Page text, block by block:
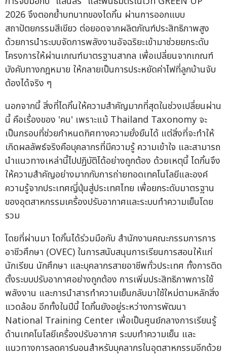
2026 จึงตอกย้ำบทบาทของไดกิ้น ผ่านการออกแบบ
สถาปัตยกรรมสีเขียว ต่อยอดจากผลิตภัณฑ์ประสิทธิภาพสูง
ด้วยการนำระบบจัดการพลังงานอัจฉริยะเข้ามาช่วยยกระดับ
โครงการให้ผ่านเกณฑ์มาตรฐานสากล เพื่อเปลี่ยนจากเกณฑ์
บังคับทางกฎหมาย ให้กลายเป็นการประหยัดค่าไฟที่ลูกบ้านจับ
ต้องได้จริง ๆ
นอกจากนี้ สิ่งที่ไดกิ้นให้ความสำคัญมากที่สุดในช่วงเปลี่ยนผ่าน
นี้ คือเรื่องของ 'คน' เพราะแม้ Thailand Taxonomy จะ
เป็นกรอบที่ช่วยกำหนดทิศทางความยั่งยืนได้ แต่สิ่งที่จะทำให้
เกิดผลลัพธ์จริงคือบุคลากรที่มีความรู้ ความเข้าใจ และสามารถ
นำแนวทางเหล่านี้ไปปฏิบัติได้อย่างถูกต้อง ด้วยเหตุนี้ ไดกิ้นจึง
ให้ความสำคัญอย่างมากกับการถ่ายทอดเทคโนโลยีและองค์
ความรู้จากประเทศญี่ปุ่นสู่ประเทศไทย เพื่อยกระดับมาตรฐาน
ของอุตสาหกรรมเครื่องปรับอากาศและระบบทำความเย็นโดย
รวม
โดยที่ผ่านมา ไดกิ้นได้ร่วมมือกับ สำนักงานคณะกรรมการการ
อาชีวศึกษา (OVEC) ในการสนับสนุนการเรียนการสอนให้แก่
นักเรียน นักศึกษา และบุคลากรสายอาชีพทั่วประเทศ ทั้งการติด
ตั้งระบบปรับอากาศอย่างถูกต้อง การเพิ่มประสิทธิภาพการใช้
พลังงาน และการนำสารทำความเย็นกลับมาใช้ใหม่ตามหลักสิ่ง
แวดล้อม อีกทั้งในปีนี้ ไดกิ้นยังอยู่ระหว่างการพัฒนา
National Training Center เพื่อเป็นศูนย์กลางการเรียนรู้
ด้านเทคโนโลยีเครื่องปรับอากาศ ระบบทำความเย็น และ
แนวทางการลดคาร์บอนสำหรับบุคลากรในอุตสาหกรรมอีกด้วย